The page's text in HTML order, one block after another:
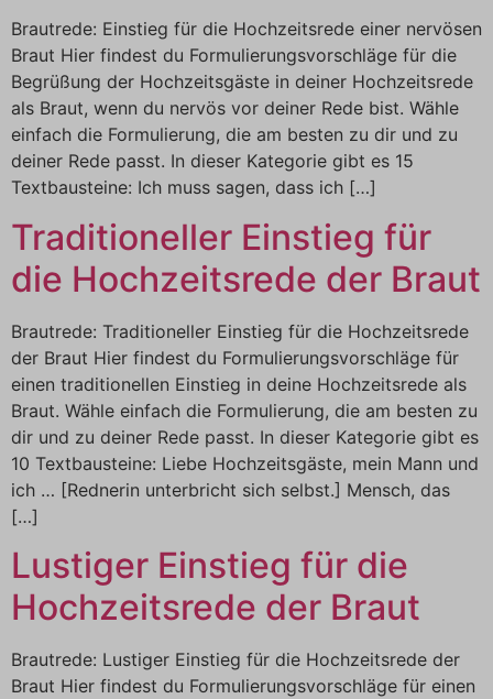
Brautrede: Einstieg für die Hochzeitsrede einer nervösen
Braut Hier findest du Formulierungsvorschläge für die
Begrüßung der Hochzeitsgäste in deiner Hochzeitsrede
als Braut, wenn du nervös vor deiner Rede bist. Wähle
einfach die Formulierung, die am besten zu dir und zu
deiner Rede passt. In dieser Kategorie gibt es 15
Textbausteine: Ich muss sagen, dass ich […]
Traditioneller Einstieg für
die Hochzeitsrede der Braut
Brautrede: Traditioneller Einstieg für die Hochzeitsrede
der Braut Hier findest du Formulierungsvorschläge für
einen traditionellen Einstieg in deine Hochzeitsrede als
Braut. Wähle einfach die Formulierung, die am besten zu
dir und zu deiner Rede passt. In dieser Kategorie gibt es
10 Textbausteine: Liebe Hochzeitsgäste, mein Mann und
ich … [Rednerin unterbricht sich selbst.] Mensch, das
[…]
Lustiger Einstieg für die
Hochzeitsrede der Braut
Brautrede: Lustiger Einstieg für die Hochzeitsrede der
Braut Hier findest du Formulierungsvorschläge für einen